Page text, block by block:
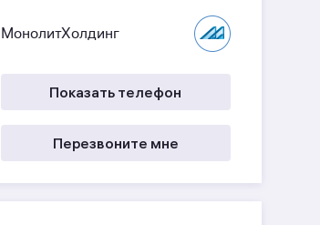
МонолитХолдинг
Показать телефон
Перезвоните мне